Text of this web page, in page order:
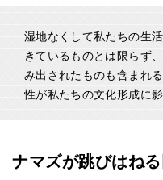
湿地なくして私たちの生
きているものとは限らず
み出されたものも含まれ
性が私たちの文化形成に
ナマズが跳びはね